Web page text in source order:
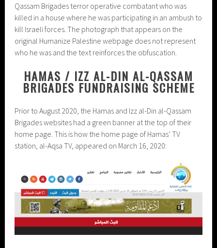
Qassam Brigades terror operative combatant who was
killed in a house where he was participating in an ambush to
kill Israeli forces. The photograph that appears on the
original Humanize Palestine webpage does not represent
who he was and the text reinforces the obfuscation.
HAMAS / IZZ AL-DIN AL-QASSAM
BRIGADES FUNDRAISING SCHEME
Prior to August 2020, the Hamas and Izz al-Din al-Qassam
Brigades websites had a green banner at the top of their
home page. This is how the home page of Hamas’ TV
station, al-Aqsa TV, appeared on March 16, 2020: